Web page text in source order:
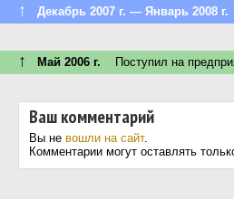
↑ Декабрь 2007 г. — Январь 2008 г.
↑ Май 2006 г. Поступил на
Ваш комментарий
Вы не вошли на сайт.
Комментарии могут оставлять